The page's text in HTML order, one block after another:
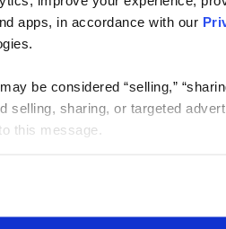
apps, in accordance with our
be considered “selling,”
selling, sharing, or targeted
this message.